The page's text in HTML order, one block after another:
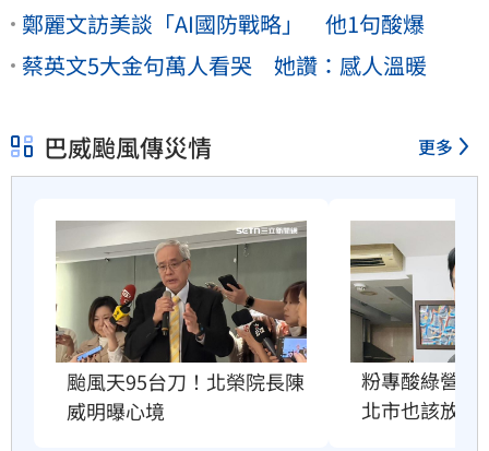
鄭麗文訪美談「AI國防戰略」 他1句酸爆
蔡英文5大金句萬人看哭 她讚：感人溫暖
巴威颱風傳災情 更多
颱風天95台刀！北榮院長陳
威明曝心境
粉專酸綠營颱
北市也該放4天